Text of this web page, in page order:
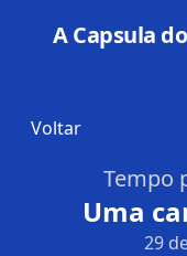
A Capsula
Voltar
Tempo
Uma
29